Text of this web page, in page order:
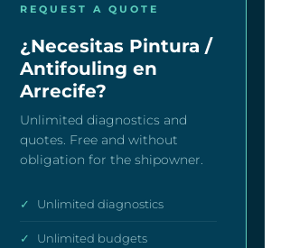
REQUEST A QUOTE
¿Necesitas Pintura /
Antifouling en
Arrecife?
Unlimited diagnostics and
quotes. Free and without
obligation for the shipowner.
✓ Unlimited diagnostics
✓ Unlimited budgets